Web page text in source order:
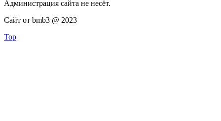
Администрация сайта не несёт.
Сайт от bmb3 @ 2023
Top